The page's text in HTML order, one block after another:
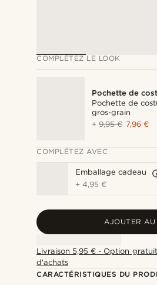
COMPLÉTEZ LE LOOK
Pochette de
Pochette de
gros-grain
+9,95 € 7,96 €
COMPLÉTEZ AVEC
Emballage cadeau
+4,95 €
AJOUTER AU
Livraison 5,95 € - Option
d'achats
CARACTÉRISTIQUES DU